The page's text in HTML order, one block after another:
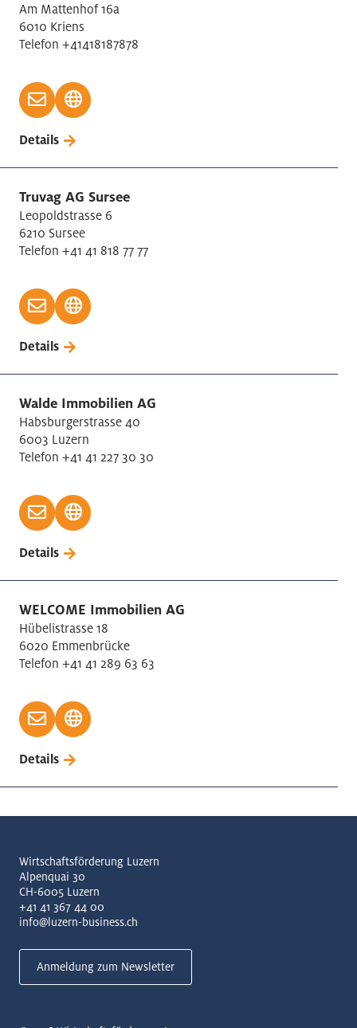
Am Mattenhof 16a
6010 Kriens
Telefon +41418187878
Details
Truvag AG Sursee
Leopoldstrasse 6
6210 Sursee
Telefon +41 41 818 77 77
Details
Walde Immobilien AG
Habsburgerstrasse 40
6003 Luzern
Telefon +41 41 227 30 30
Details
WELCOME Immobilien AG
Hübelistrasse 18
6020 Emmenbrücke
Telefon +41 41 289 63 63
Details
Wirtschaftsförderung Luzern
Alpenquai 30
CH-6005 Luzern
+41 41 367 44 00
info@luzern-business.ch
Anmeldung zum Newsletter